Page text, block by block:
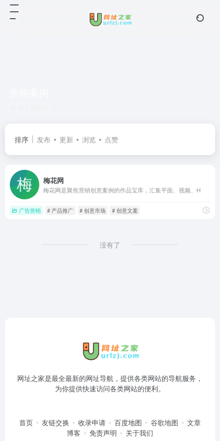
排序 发布 更新 浏览 点赞
梅花网
梅花网是聚焦营销创意案例的作品宝库，汇集平面、视频、H
广告营销 # 产品推广 # 创意市场 # 创意文案
没有了
网址之家是最全最新的网址导航，提供各类网站的导航服务，
为你提供快速访问各类网站的便利。
首页 友链交换 收录申请 百度地图 谷歌地图
文章
博客
免责声明 关于我们